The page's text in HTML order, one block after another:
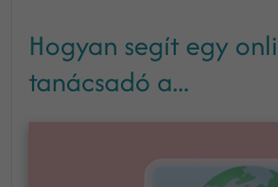
Hogyan segít egy
tanácsadó a...